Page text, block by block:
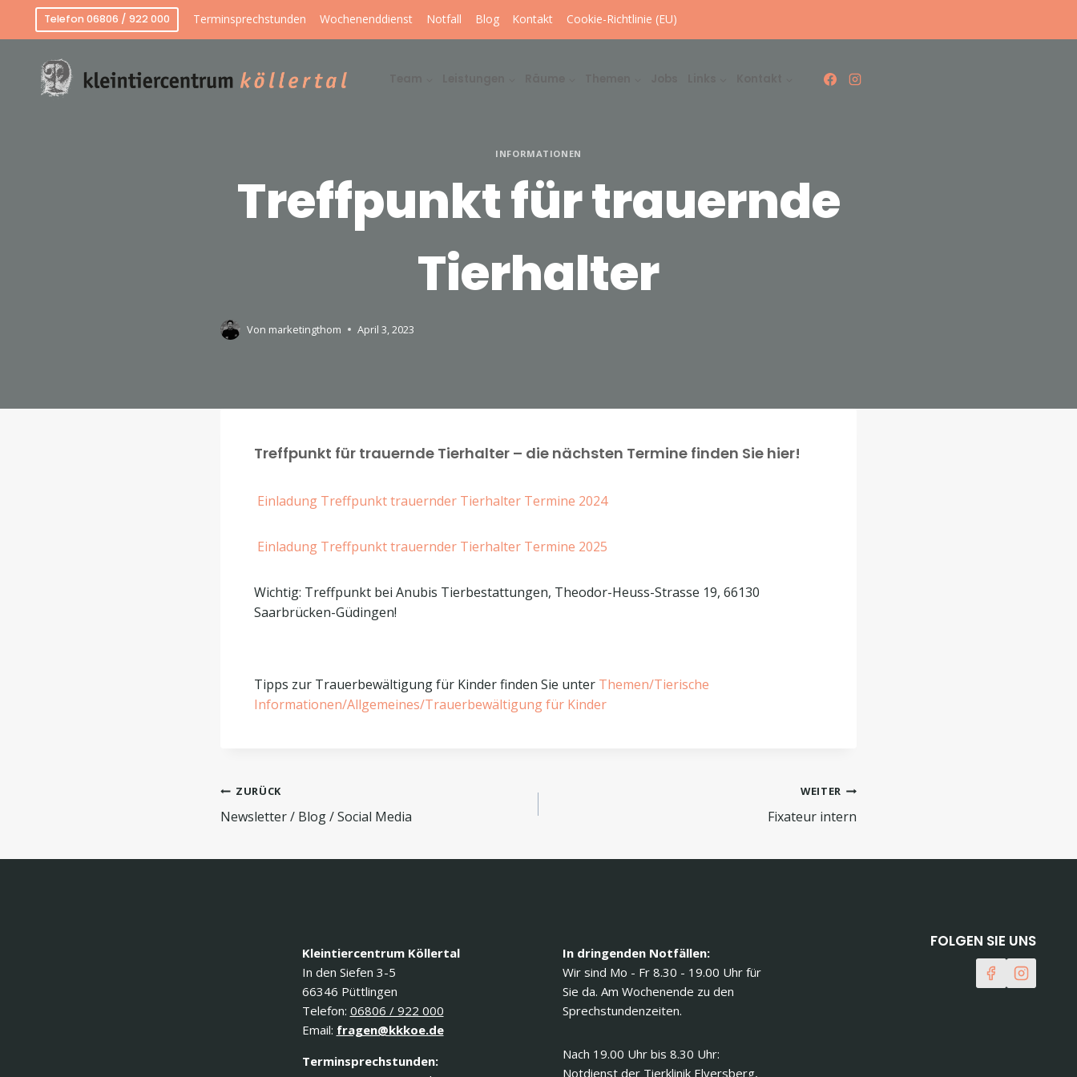
Telefon 06806 / 922 000 Terminsprechstunden Wochenenddienst Notfall Blog Kontakt Cookie-Richtlinie (EU)
INFORMATIONEN
Treffpunkt für trauernde
Tierhalter
Von marketingthom April 3, 2023
Treffpunkt für trauernde Tierhalter – die nächsten Termine finden Sie hier!
Einladung Treffpunkt trauernder Tierhalter Termine 2024
Einladung Treffpunkt trauernder Tierhalter Termine 2025
Wichtig: Treffpunkt bei Anubis Tierbestattungen, Theodor-Heuss-Strasse 19, 66130
Saarbrücken-Güdingen!
Tipps zur Trauerbewältigung für Kinder finden Sie unter Themen/Tierische
Informationen/Allgemeines/Trauerbewältigung für Kinder
ZURÜCK
Newsletter / Blog / Social Media
WEITER
Fixateur intern
Kleintiercentrum Köllertal
In den Siefen 3-5
66346 Püttlingen
Telefon: 06806 / 922 000
Email: fragen@kkkoe.de
Terminsprechstunden:
In dringenden Notfällen:
Wir sind Mo - Fr 8.30 - 19.00 Uhr für
Sie da. Am Wochenende zu den
Sprechstundenzeiten.
Nach 19.00 Uhr bis 8.30 Uhr:
Notdienst der Tierklinik Elversberg,
FOLGEN SIE UNS